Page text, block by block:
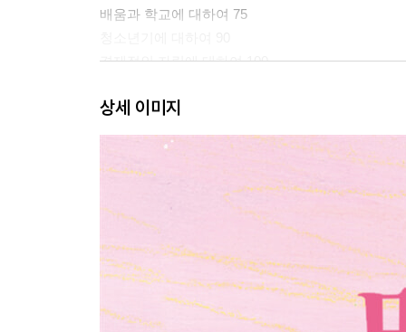
배움과 학교에 대하여 75
경제적인 자립에 대하여 100
3부 사랑과 모성 120
사랑에 대하여 123
결혼과 출산에 대하여 134
나에 관한 이야기 150
4부 개인으로서의 삶 158
좋아하는 것들에 대하여 161
여행에 대하여 172
나에 관한 이야기 182
상세 이미지